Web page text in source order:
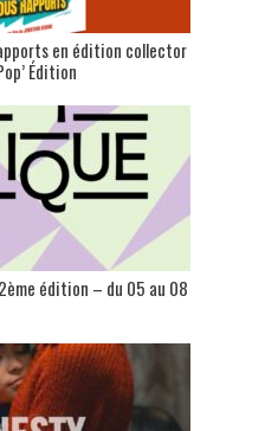
en édition collector
Édition
édition – du 05 au 08